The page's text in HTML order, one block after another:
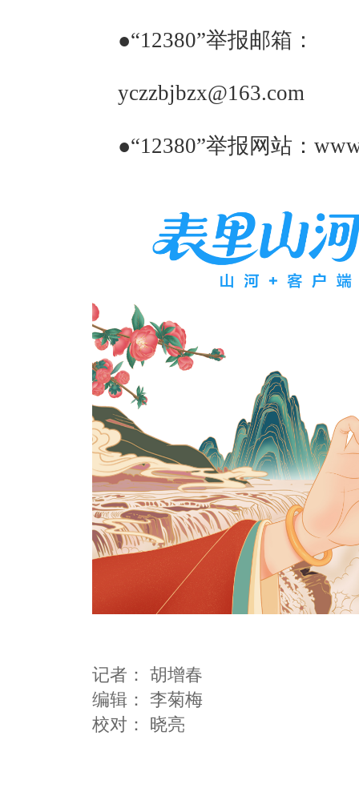
●“12380”举报邮箱：
yczzbjbzx@163.com
●“12380”举报网站：
记者： 胡增春
编辑： 李菊梅